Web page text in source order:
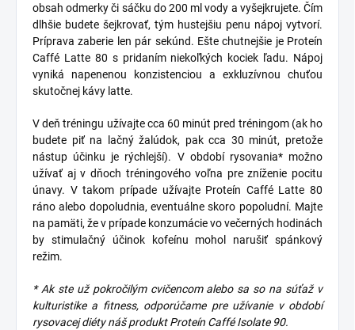
obsah odmerky či sáčku do 200 ml vody a vyšejkrujete. Čím
dlhšie budete šejkrovať, tým hustejšiu penu nápoj vytvorí.
Príprava zaberie len pár sekúnd. Ešte chutnejšie je Proteín
Caffé Latte 80 s pridaním niekoľkých kociek ľadu. Nápoj
vyniká napenenou konzistenciou a exkluzívnou chuťou
skutočnej kávy latte.
V deň tréningu užívajte cca 60 minút pred tréningom (ak ho
budete piť na lačný žalúdok, pak cca 30 minút, pretože
nástup účinku je rýchlejší). V období rysovania* možno
užívať aj v dňoch tréningového voľna pre zníženie pocitu
únavy. V takom prípade užívajte Proteín Caffé Latte 80
ráno alebo dopoludnia, eventuálne skoro popoludní. Majte
na pamäti, že v prípade konzumácie vo večerných hodinách
by stimulačný účinok kofeínu mohol narušiť spánkový
režim.
* Ak ste už pokročilým cvičencom alebo sa so na súťaž v
kulturistike a fitness, odporúčame pre užívanie v období
rysovacej diéty náš produkt Proteín Caffé Isolate 90.